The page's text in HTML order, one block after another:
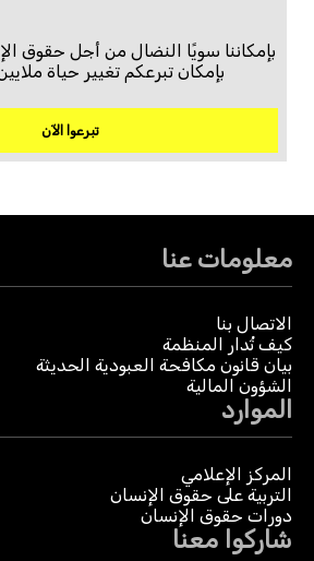
بإمكاننا سويًا النضال من أجل حقوق
بإمكان تبرعكم تغيير حياة
تبرعوا الآن
معلومات عنا
الاتصال بنا
كيف تُدار المنظمة
بيان قانون مكافحة العبودية الحديثة
الشؤون المالية
الموارد
المركز الإعلامي
التربية على حقوق الإنسان
دورات حقوق الإنسان
شاركوا معنا